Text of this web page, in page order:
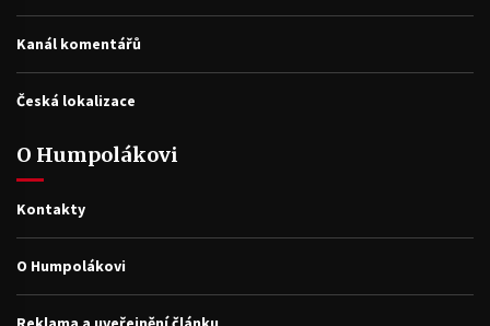
Kanál komentářů
Česká lokalizace
O Humpolákovi
Kontakty
O Humpolákovi